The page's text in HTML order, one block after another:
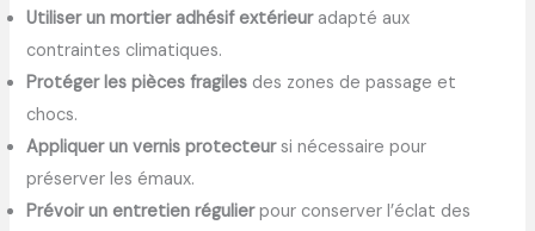
Utiliser un mortier adhésif extérieuradapté aux
contraintes climatiques.
Protéger les pièces fragiles des zones de passage et
chocs.
Appliquer un vernis protecteursi nécessaire pour
préserver les émaux.
Prévoir un entretien régulierpour conserver l’éclat des